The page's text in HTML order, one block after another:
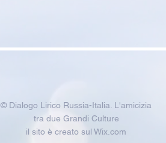
© Dialogo Lirico Russia-Italia. L'amicizia
tra due Grandi Culture
il sito è creato sul Wix.com